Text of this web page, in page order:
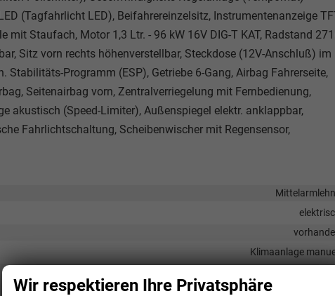
(Tagfahrlicht LED), Beifahrereinzelsitz, Instrumentenanzeige
Staufach, Motor 1,3 Ltr. - 96 kW 16V DIG-T KAT, Radstand
Sitz vorn rechts höhenverstellbar, Steckdose (12V-Anschluß) im
Programm (ESP), Getriebe 6-Gang, Airbag Fahrerseite,
Seitenairbag vorn, Zentralverriegelung mit Fernbedienung,
akustisch (Speed-Limiter), Außenspiegel elektr. anklappbar,
Fahrlichtschaltung, Scheibenwischer mit Regensensor,
Klimaanlage
Wir respektieren Ihre Privatsphäre